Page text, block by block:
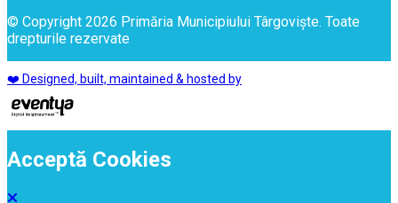
© Copyright 2026 Primăria Municipiului Târgoviște. Toate
drepturile rezervate
❤️ Designed, built, maintained & hosted by
Acceptă Cookies